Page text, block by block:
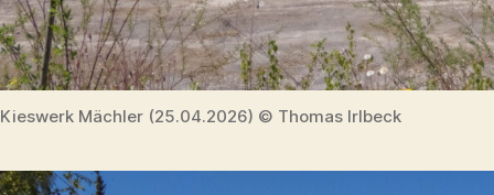
Kieswerk Mächler (25.04.2026) © Thomas Irlbeck